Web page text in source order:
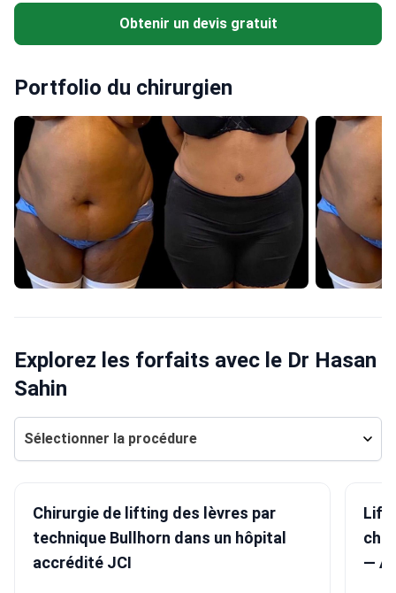
Obtenir un devis gratuit
Portfolio du chirurgien
Explorez les forfaits avec le Dr Hasan
Sahin
Sélectionner la procédure
Chirurgie de lifting des lèvres par
technique Bullhorn dans un hôpital
accrédité JCI
—